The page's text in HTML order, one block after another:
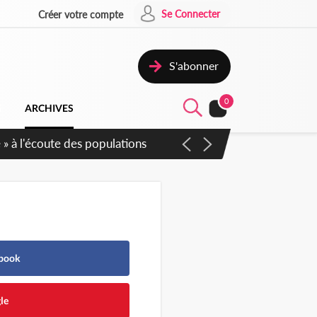
Créer votre compte Se Connecter
S'abonner
ARCHIVES
0